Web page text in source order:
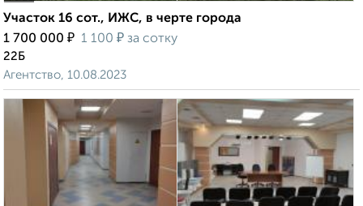
Участок 16 сот., ИЖС, в черте города
1 700 000 ₽ 1 100 ₽ за сотку
22Б
Агентство, 10.08.2023